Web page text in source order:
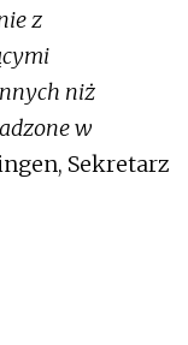
z
niż
w
Sekretarz